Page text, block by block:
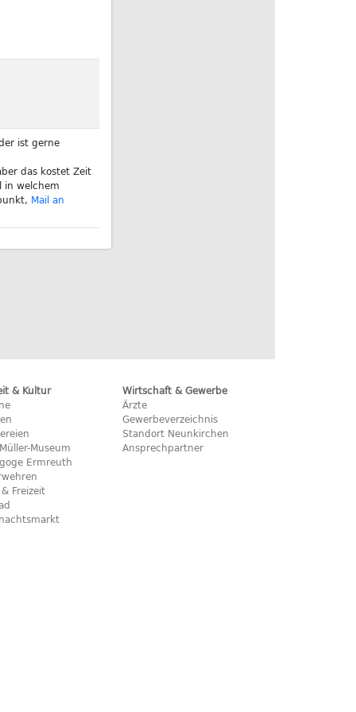
ist gerne
das kostet Zeit
in welchem
Mail an
& Kultur
Museum
Ermreuth
Freizeit
Wirtschaft & Gewerbe
Ärzte
Gewerbeverzeichnis
Standort Neunkirchen
Ansprechpartner